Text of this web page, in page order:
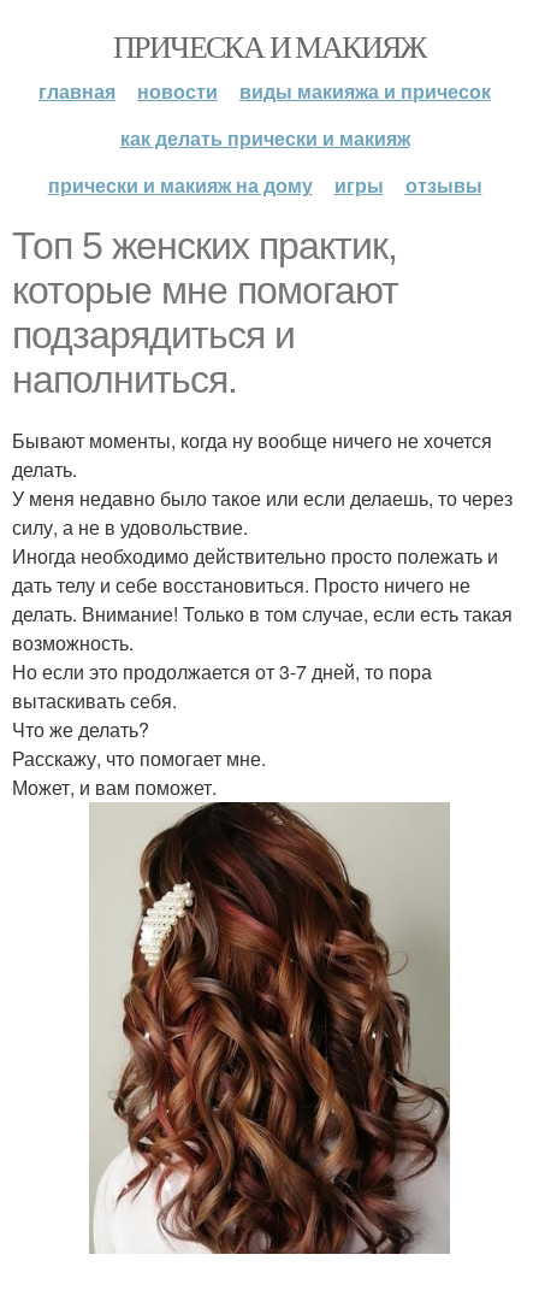
ПРИЧЕСКА И МАКИЯЖ
главная новости
виды макияжа и причесок
как делать прически и макияж
прически и макияж на дому
игры отзывы
Топ 5 женских практик,
которые мне помогают
подзарядиться и
наполниться.
Бывают моменты, когда ну вообще ничего не хочется
делать.
У меня недавно было такое или если делаешь, то через
силу, а не в удовольствие.
Иногда необходимо действительно просто полежать и
дать телу и себе восстановиться. Просто ничего не
делать. Внимание! Только в том случае, если есть такая
возможность.
Но если это продолжается от 3-7 дней, то пора
вытаскивать себя.
Что же делать?
Расскажу, что помогает мне.
Может, и вам поможет.